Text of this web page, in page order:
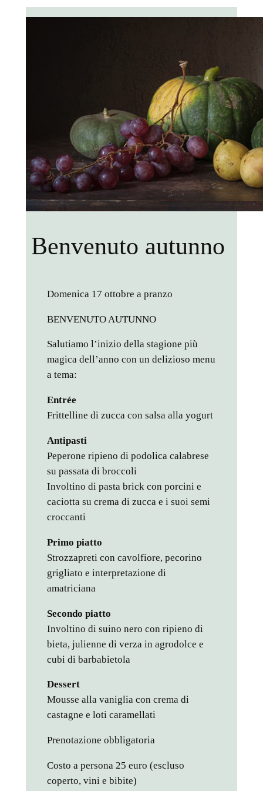
Benvenuto autunno
Domenica 17 ottobre a pranzo
BENVENUTO AUTUNNO
Salutiamo l’inizio della stagione più
magica dell’anno con un delizioso menu
a tema:
Entrée
Frittelline di zucca con salsa alla yogurt
Antipasti
Peperone ripieno di podolica calabrese
su passata di broccoli
Involtino di pasta brick con porcini e
caciotta su crema di zucca e i suoi semi
croccanti
Primo piatto
Strozzapreti con cavolfiore, pecorino
grigliato e interpretazione di
amatriciana
Secondo piatto
Involtino di suino nero con ripieno di
bieta, julienne di verza in agrodolce e
cubi di barbabietola
Dessert
Mousse alla vaniglia con crema di
castagne e loti caramellati
Prenotazione obbligatoria
Costo a persona 25 euro (escluso
coperto, vini e bibite)